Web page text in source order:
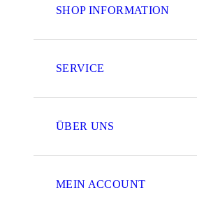
SHOP INFORMATION
SERVICE
ÜBER UNS
MEIN ACCOUNT